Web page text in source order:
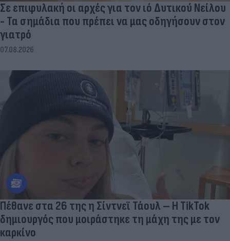
Σε επιφυλακή οι αρχές για τον ιό Δυτικού Νείλου
- Τα σημάδια που πρέπει να μας οδηγήσουν στον
γιατρό
07.08.2026
Πέθανε στα 26 της η Σίντνεϊ Τάουλ – Η TikTok
δημιουργός που μοιράστηκε τη μάχη της με τον
καρκίνο